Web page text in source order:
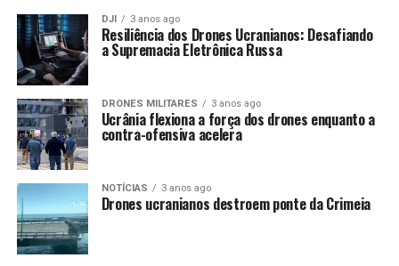
DJI 3 anos ago
Resiliência dos Drones Ucranianos: Desafiando
a Supremacia Eletrônica Russa
DRONES MILITARES 3 anos ago
Ucrânia flexiona a força dos drones enquanto a
contra-ofensiva acelera
NOTÍCIAS 3 anos ago
Drones ucranianos destroem ponte da Crimeia